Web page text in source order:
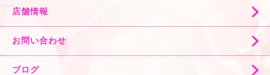
店舗情報
お問い合わせ
ブログ